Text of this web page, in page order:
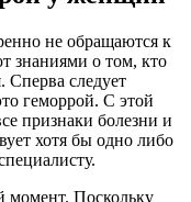
не обращаются к
знаниями о том, кто
Сперва следует
геморрой. С этой
признаки болезни и
хотя бы одно либо
момент. Поскольку